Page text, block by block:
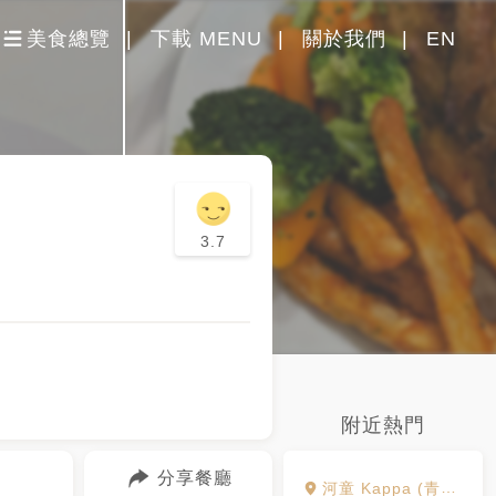
美食總覽 下載 MENU 關於我們 EN
附近熱門
河童 Kappa (青埔店
3.7
分享餐廳